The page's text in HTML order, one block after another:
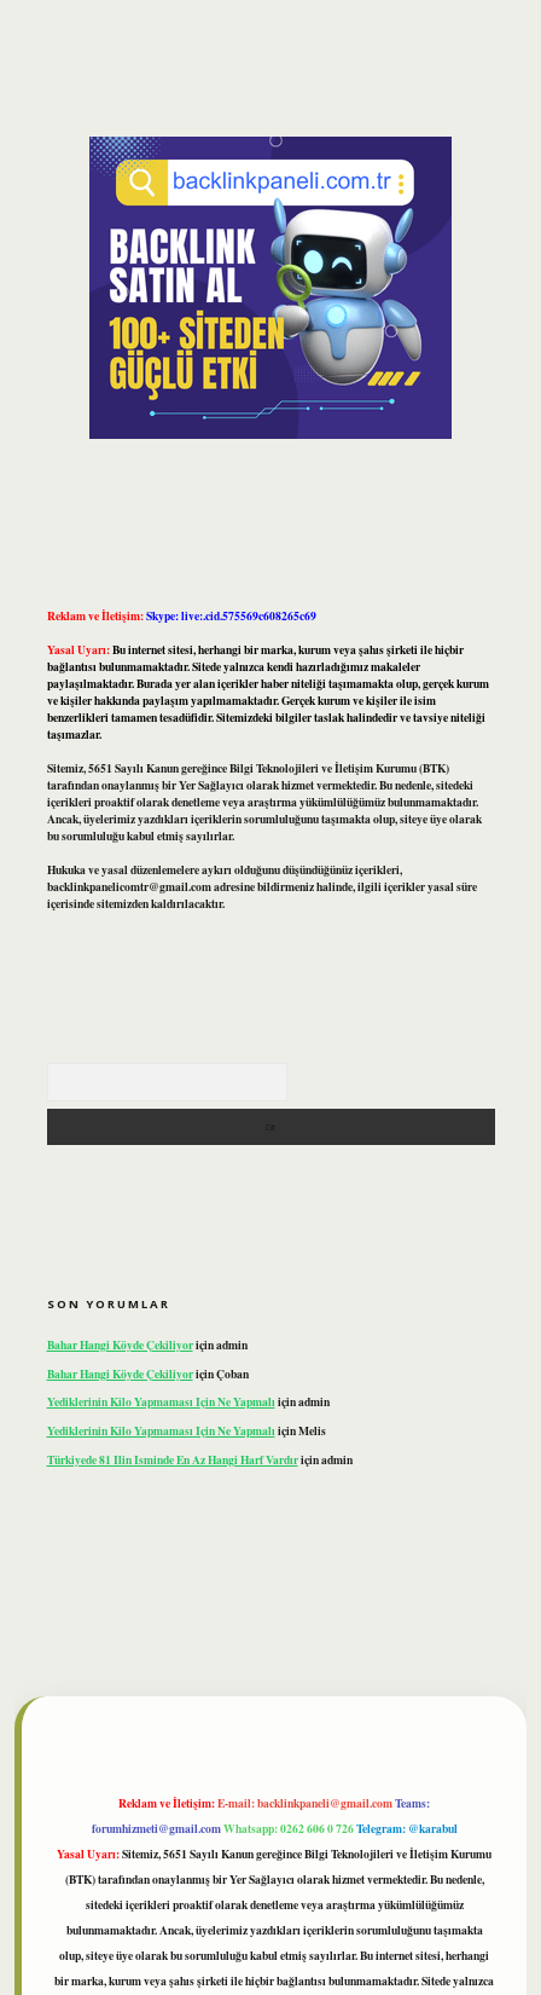
Reklam ve İletişim:Skype: live:.cid.575569c608265c69
Yasal Uyarı:Bu internet sitesi, herhangi bir marka, kurum veya şahıs şirketi ile hiçbir
bağlantısı bulunmamaktadır. Sitede yalnızca kendi hazırladığımız makaleler
paylaşılmaktadır. Burada yer alan içerikler haber niteliği taşımamakta olup, gerçek kurum
ve kişiler hakkında paylaşım yapılmamaktadır. Gerçek kurum ve kişiler ile isim
benzerlikleri tamamen tesadüfidir. Sitemizdeki bilgiler taslak halindedir ve tavsiye niteliği
taşımazlar.
Sitemiz, 5651 Sayılı Kanun gereğince Bilgi Teknolojileri ve İletişim Kurumu (BTK)
tarafından onaylanmış bir Yer Sağlayıcı olarak hizmet vermektedir. Bu nedenle, sitedeki
içerikleri proaktif olarak denetleme veya araştırma yükümlülüğümüz bulunmamaktadır.
Ancak, üyelerimiz yazdıkları içeriklerin sorumluluğunu taşımakta olup, siteye üye olarak
bu sorumluluğu kabul etmiş sayılırlar.
Hukuka ve yasal düzenlemelere aykırı olduğunu düşündüğünüz içerikleri,
backlinkpanelicomtr@gmail.comadresine bildirmeniz halinde, ilgili içerikler yasal süre
içerisinde sitemizden kaldırılacaktır.
SON YORUMLAR
Bahar Hangi Köyde Çekiliyoriçinadmin
Bahar Hangi Köyde ÇekiliyoriçinÇoban
Yediklerinin Kilo Yapmaması Için Ne Yapmalıiçinadmin
Yediklerinin Kilo Yapmaması Için Ne YapmalıiçinMelis
Türkiyede 81 Ilin Isminde En Az Hangi Harf Vardıriçinadmin
Reklam ve İletişim:E-mail:backlinkpaneli@gmail.comTeams:
forumhizmeti@gmail.comWhatsapp: 0262 606 0 726Telegram: @karabul
Yasal Uyarı:Sitemiz, 5651 Sayılı Kanun gereğince Bilgi Teknolojileri ve İletişim Kurumu
(BTK) tarafından onaylanmış bir Yer Sağlayıcı olarak hizmet vermektedir. Bu nedenle,
sitedeki içerikleri proaktif olarak denetleme veya araştırma yükümlülüğümüz
bulunmamaktadır. Ancak, üyelerimiz yazdıkları içeriklerin sorumluluğunu taşımakta
olup, siteye üye olarak bu sorumluluğu kabul etmiş sayılırlar. Bu internet sitesi, herhangi
bir marka, kurum veya şahıs şirketi ile hiçbir bağlantısı bulunmamaktadır. Sitede yalnızca